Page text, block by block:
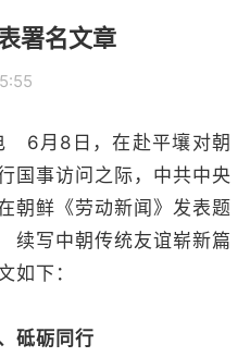
署名文章
月8日，在赴平壤对朝
国事访问之际，中共中央
朝鲜《劳动新闻》发表题
写中朝传统友谊崭新篇
如下：
砥砺同行